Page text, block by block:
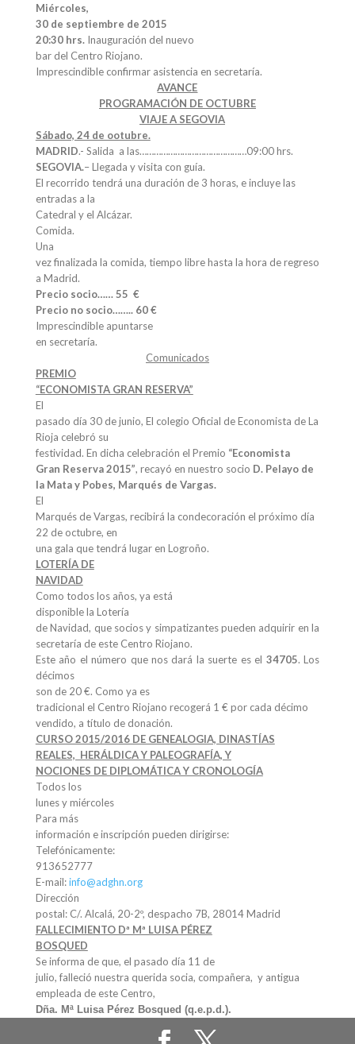
Miércoles,
30 de septiembre de 2015
20:30 hrs.Inauguración del nuevo
bar del Centro Riojano.
Imprescindible confirmar asistencia en secretaría.
AVANCE
PROGRAMACIÓN DE OCTUBRE
VIAJE A SEGOVIA
Sábado, 24 de ootubre.
MADRID.- Salida a las………………………………………09:00 hrs.
SEGOVIA.– Llegada y visita con guía.
El recorrido tendrá una duración de 3 horas, e incluye las
entradas a la
Catedral y el Alcázar.
Comida.
Una
vez finalizada la comida, tiempo libre hasta la hora de regreso
a Madrid.
Precio socio…… 55 €
Precio no socio…….. 60 €
Imprescindible apuntarse
en secretaría.
Comunicados
PREMIO
“ECONOMISTA GRAN RESERVA”
El
pasado día 30 de junio, El colegio Oficial de Economista de La
Rioja celebró su
festividad. En dicha celebración el Premio “Economista
Gran Reserva 2015”, recayó en nuestro socio D. Pelayo de
la Mata y Pobes, Marqués de Vargas.
El
Marqués de Vargas, recibirá la condecoración el próximo día
22 de octubre, en
una gala que tendrá lugar en Logroño.
LOTERÍA DE
NAVIDAD
Como todos los años, ya está
disponible la Lotería
de Navidad, que socios y simpatizantes pueden adquirir en la
secretaría de este Centro Riojano.
Este año el número que nos dará la suerte es el 34705. Los
décimos
son de 20 €. Como ya es
tradicional el Centro Riojano recogerá 1 € por cada décimo
vendido, a título de donación.
CURSO 2015/2016 DE GENEALOGIA, DINASTÍAS
REALES, HERÁLDICA Y PALEOGRAFÍA, Y
NOCIONES DE DIPLOMÁTICA Y CRONOLOGÍA
Todos los
lunes y miércoles
Para más
información e inscripción pueden dirigirse:
Telefónicamente:
913652777
E-mail:info@adghn.org
Dirección
postal: C/. Alcalá, 20-2º, despacho 7B, 28014 Madrid
FALLECIMIENTO Dª Mª LUISA PÉREZ
BOSQUED
Se informa de que, el pasado día 11 de
julio, falleció nuestra querida socia, compañera, y antigua
empleada de este Centro,
Dña. Mª Luisa Pérez Bosqued (q.e.p.d.).